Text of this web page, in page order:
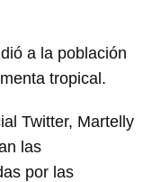
a la población
tropical.
Twitter, Martelly
las
por las